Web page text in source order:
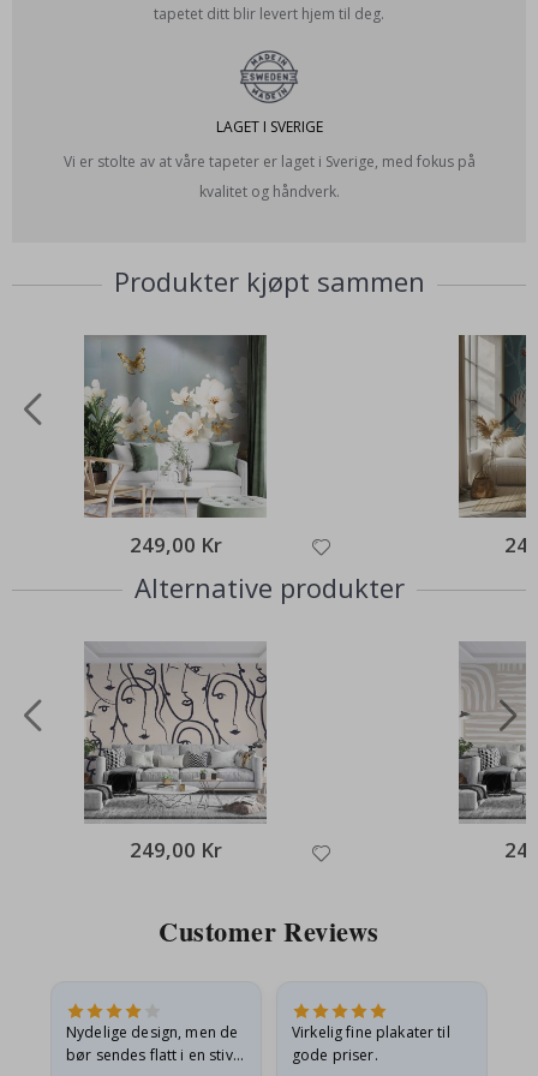
tapetet ditt blir levert hjem til deg.
LAGET I SVERIGE
Vi er stolte av at våre tapeter er laget i Sverige, med fokus på
kvalitet og håndverk.
Produkter kjøpt sammen
249,00 Kr
Alternative produkter
249,00 Kr
Customer Reviews
Nydelige design, men de
bør sendes flatt i en stiv
Virkelig fine plakater til
gode priser.